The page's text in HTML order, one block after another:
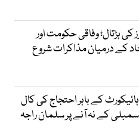
کی ہڑتال؛ وفاقی حکومت اور
کے درمیان مذاکرات شروع
کے باہر احتجاج کی کال
اسمبلی کے نہ آنے پر سلمان راجہ